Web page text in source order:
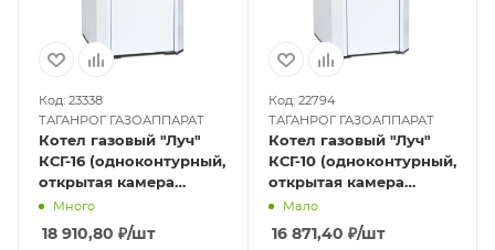
Код: 23338
ТАГАНРОГ ГАЗОАППАРАТ
Котел газовый "Луч"
КСГ-16 (одноконтурный,
открытая камера
сгорания)
Много
18 910,80 ₽/шт
Код: 22794
ТАГАНРОГ ГАЗОАППАРАТ
Котел газовый "Луч"
КСГ-10 (одноконтурный,
открытая камера
сгорания)
Мало
16 871,40 ₽/шт